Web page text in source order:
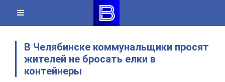
content
В Челябинске коммунальщики просят
жителей не бросать елки в
контейнеры